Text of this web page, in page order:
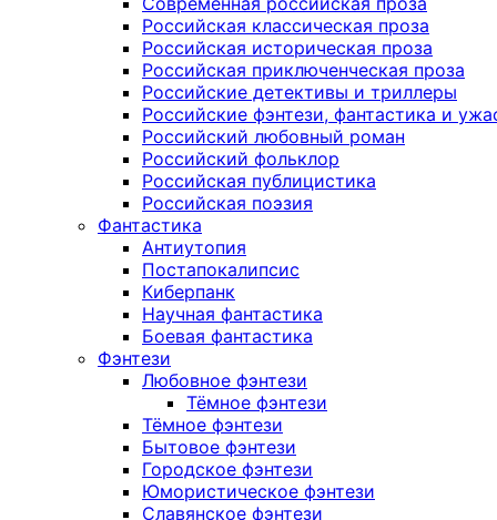
Российская классическая проза
Российская историческая проза
Российская приключенческая проза
Российские детективы и триллеры
Российские фэнтези, фантастика и
Российский любовный роман
Российский фольклор
Российская публицистика
Российская поэзия
Фантастика
Антиутопия
Постапокалипсис
Киберпанк
Научная фантастика
Боевая фантастика
Фэнтези
Любовное фэнтези
Тёмное фэнтези
Тёмное фэнтези
Бытовое фэнтези
Городское фэнтези
Юмористическое фэнтези
Славянское фэнтези